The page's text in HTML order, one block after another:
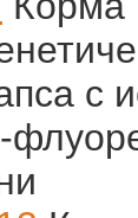
c